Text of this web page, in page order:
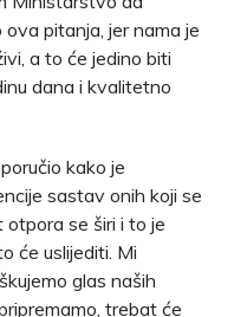
pitanja, jer nama je
a to će jedino biti
dana i kvalitetno
kako je
sastav onih koji se
otpora se širi i to je
će uslijediti. Mi
glas naših
trebat će